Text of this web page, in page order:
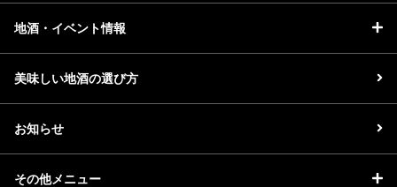
地酒・イベント情報
美味しい地酒の選び方
お知らせ
その他メニュー